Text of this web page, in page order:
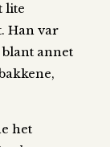
lite
Han var
annet
het